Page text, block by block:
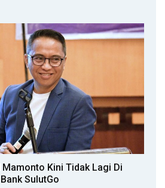
Mamonto Kini Tidak Lagi Di
SulutGo